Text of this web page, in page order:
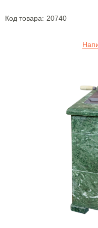
Код товара: 20740